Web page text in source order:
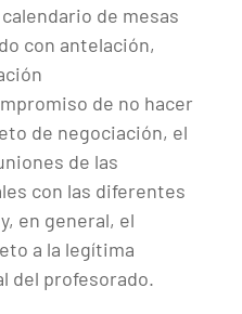
de mesas
con antelación,
de no hacer
de negociación, el
de las
con las diferentes
en general, el
a la legítima
del profesorado.